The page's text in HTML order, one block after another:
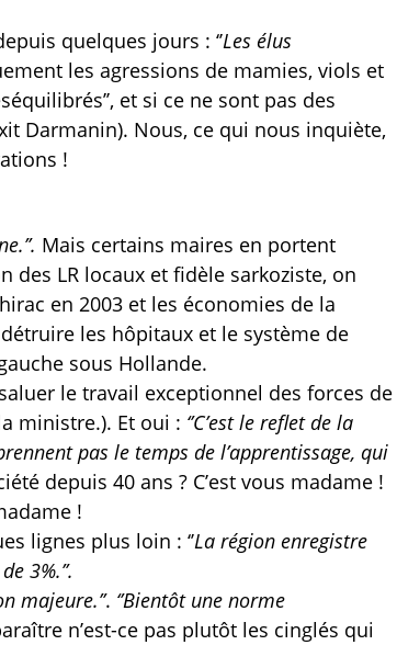
quelques jours : ‘’Les élus
les agressions de mamies, viols et
et si ce ne sont pas des
Darmanin). Nous, ce qui nous inquiète,
!
Mais certains maires en portent
des LR locaux et fidèle sarkoziste, on
en 2003 et les économies de la
les hôpitaux et le système de
sous Hollande.
le travail exceptionnel des forces de
ministre.). Et oui : ‘’C’est le reflet de la
pas le temps de l’apprentissage, qui
depuis 40 ans ? C’est vous madame !
!
lignes plus loin : ‘’La région enregistre
3%.’’.
majeure.’’. ‘’Bientôt une norme
n’est-ce pas plutôt les cinglés qui